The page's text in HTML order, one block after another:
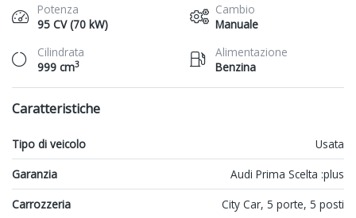
Potenza
95 CV (70 kW)
Cambio
Manuale
Cilindrata
999 cm3
Alimentazione
Benzina
Caratteristiche
Tipo di veicolo
Usata
Garanzia
Audi Prima Scelta :plus
Carrozzeria
City Car, 5 porte, 5 posti